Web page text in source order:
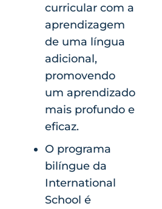
curricular com a
aprendizagem
de uma língua
adicional,
promovendo
um aprendizado
mais profundo e
eficaz.
O programa
bilíngue da
International
School é